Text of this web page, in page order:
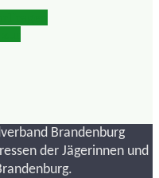
Brandenburg
der Jägerinnen und